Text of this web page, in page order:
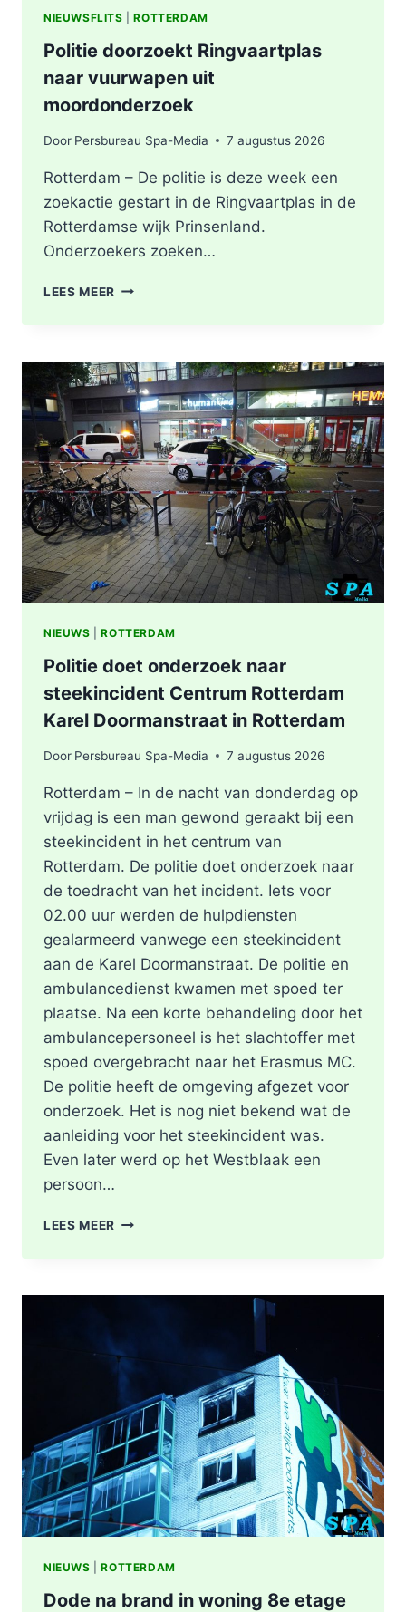
NIEUWSFLITS |ROTTERDAM
Politie doorzoekt Ringvaartplas
naar vuurwapen uit
moordonderzoek
Door Persbureau Spa-Media 7 augustus 2026
Rotterdam – De politie is deze week een
zoekactie gestart in de Ringvaartplas in de
Rotterdamse wijk Prinsenland.
Onderzoekers zoeken…
LEES MEER POLITIE
VUURWAPEN
UIT
MOORDONDERZOEK
NIEUWS |ROTTERDAM
Politie doet onderzoek naar
steekincident Centrum Rotterdam
Karel Doormanstraat in Rotterdam
Door Persbureau Spa-Media 7 augustus 2026
Rotterdam – In de nacht van donderdag op
vrijdag is een man gewond geraakt bij een
steekincident in het centrum van
Rotterdam. De politie doet onderzoek naar
de toedracht van het incident. Iets voor
02.00 uur werden de hulpdiensten
gealarmeerd vanwege een steekincident
aan de Karel Doormanstraat. De politie en
ambulancedienst kwamen met spoed ter
plaatse. Na een korte behandeling door het
ambulancepersoneel is het slachtoffer met
spoed overgebracht naar het Erasmus MC.
De politie heeft de omgeving afgezet voor
onderzoek. Het is nog niet bekend wat de
aanleiding voor het steekincident was.
Even later werd op het Westblaak een
persoon…
LEES MEER POLITIE
STEEKINCIDENT
KAREL
DOORMANSTRAAT
ROTTERDAM
NIEUWS |ROTTERDAM
Dode na brand in woning 8e etage